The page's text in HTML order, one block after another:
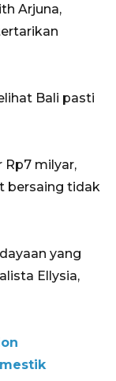
Arjuna,
Bali pasti
Rp7 milyar,
bersaing tidak
yang
Ellysia,